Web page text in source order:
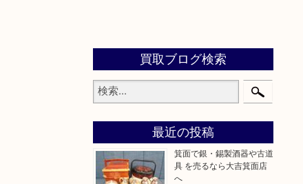
買取ブログ検索
最近の投稿
箕面で銀・錫製酒器や古道
具 を売るなら大吉箕面店
へ